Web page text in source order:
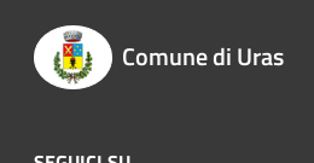
Comune di Uras